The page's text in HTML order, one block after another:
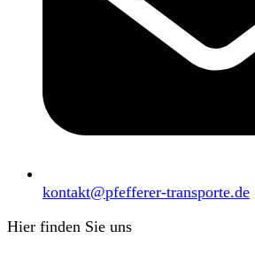
kontakt@pfefferer-transporte.de
Hier finden Sie uns